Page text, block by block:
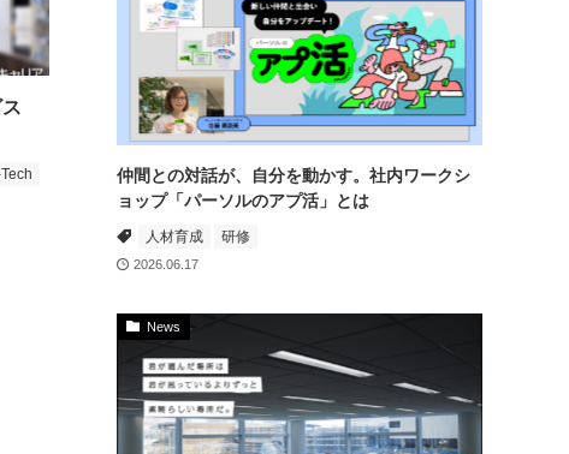
仲間との対話が、自分を動かす。社内ワークシ
ョップ「パーソルのアプ活」とは
人材育成 研修
2026.06.17
News